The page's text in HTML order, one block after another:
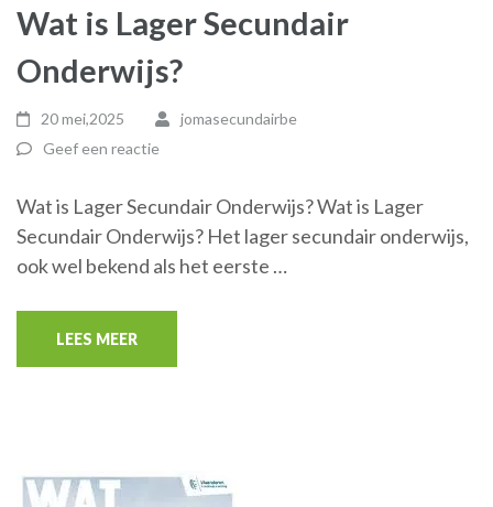
Wat is Lager Secundair
Onderwijs?
20 mei,2025
jomasecundairbe
Geef een reactie
Wat is Lager Secundair Onderwijs? Wat is Lager
Secundair Onderwijs? Het lager secundair onderwijs,
ook wel bekend als het eerste …
LEES MEER